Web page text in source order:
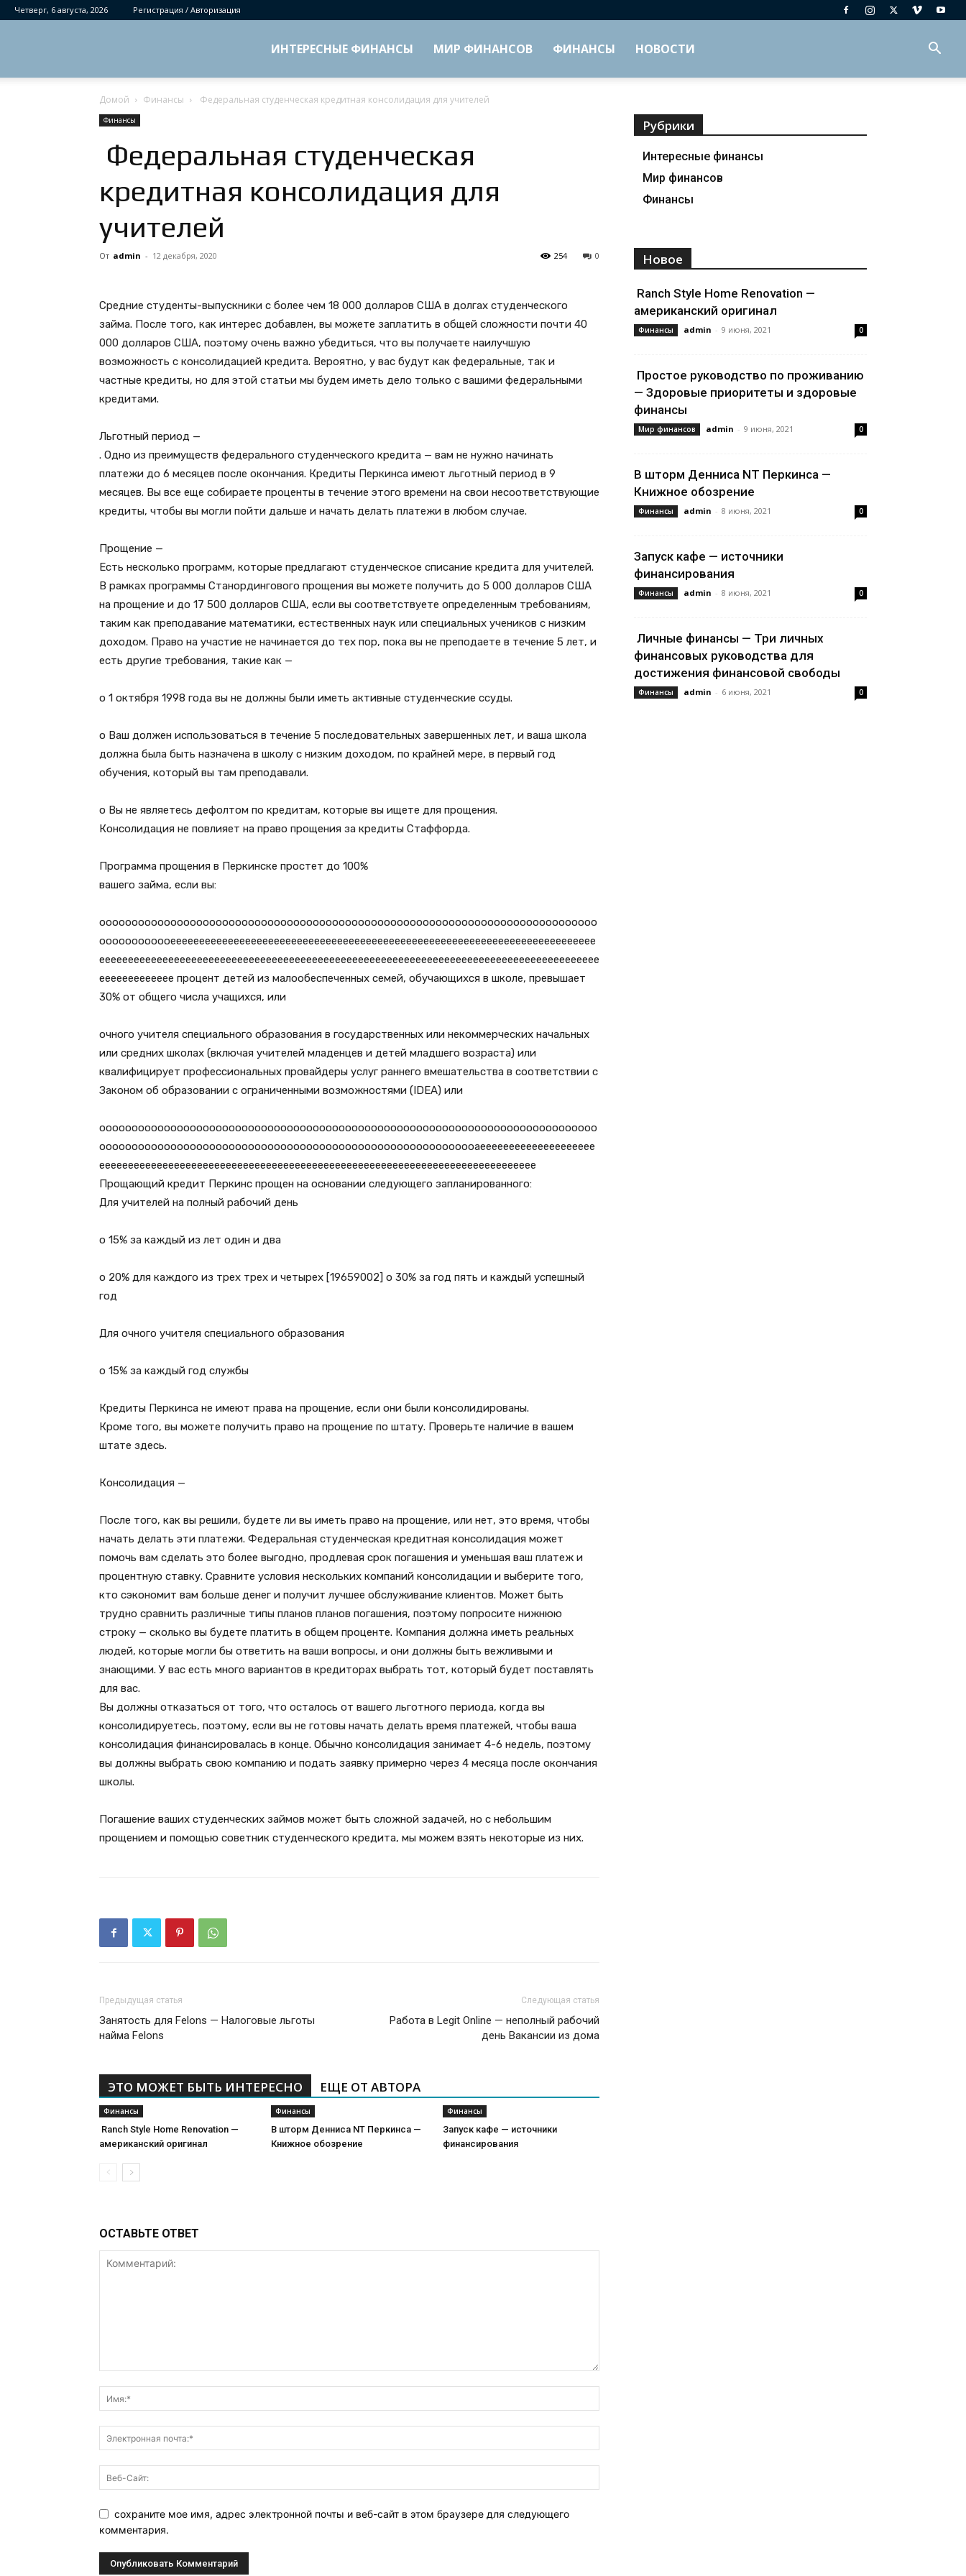
Четверг, 6 августа, 2026 Регистрация / Авторизация
ИНТЕРЕСНЫЕ ФИНАНСЫ МИР ФИНАНСОВ ФИНАНСЫ НОВОСТИ
Домой Финансы Федеральная студенческая кредитная консолидация для учителей
Финансы
Федеральная студенческая
кредитная консолидация для
учителей
От admin - 12 декабря, 2020 0
254
Средние студенты-выпускники с более чем 18 000 долларов США в долгах студенческого
займа. После того, как интерес добавлен, вы можете заплатить в общей сложности почти 40
000 долларов США, поэтому очень важно убедиться, что вы получаете наилучшую
возможность с консолидацией кредита. Вероятно, у вас будут как федеральные, так и
частные кредиты, но для этой статьи мы будем иметь дело только с вашими федеральными
кредитами.
Льготный период —
. Одно из преимуществ федерального студенческого кредита — вам не нужно начинать
платежи до 6 месяцев после окончания. Кредиты Перкинса имеют льготный период в 9
месяцев. Вы все еще собираете проценты в течение этого времени на свои несоответствующие
кредиты, чтобы вы могли пойти дальше и начать делать платежи в любом случае.
Прощение —
Есть несколько программ, которые предлагают студенческое списание кредита для учителей.
В рамках программы Станордингового прощения вы можете получить до 5 000 долларов США
на прощение и до 17 500 долларов США, если вы соответствуете определенным требованиям,
таким как преподавание математики, естественных наук или специальных учеников с низким
доходом. Право на участие не начинается до тех пор, пока вы не преподаете в течение 5 лет, и
есть другие требования, такие как —
o 1 октября 1998 года вы не должны были иметь активные студенческие ссуды.
o Ваш должен использоваться в течение 5 последовательных завершенных лет, и ваша школа
должна была быть назначена в школу с низким доходом, по крайней мере, в первый год
обучения, который вы там преподавали.
o Вы не являетесь дефолтом по кредитам, которые вы ищете для прощения.
Консолидация не повлияет на право прощения за кредиты Стаффорда.
Программа прощения в Перкинске простет до 100%
вашего займа, если вы:
ооооооооооооооооооооооооооооооооооооооооооооооооооооооооооооооооооооооооооооо
оооооооооооееееееееееееееееееееееееееееееееееееееееееееееееееееееееееееееееееееееееее
еееееееееееееееееееееееееееееееееееееееееееееееееееееееееееееееееееееееееееееееееееееее
еееееееееееее процент детей из малообеспеченных семей, обучающихся в школе, превышает
30% от общего числа учащихся, или
очного учителя специального образования в государственных или некоммерческих начальных
или средних школах (включая учителей младенцев и детей младшего возраста) или
квалифицирует профессиональных провайдеры услуг раннего вмешательства в соответствии с
Законом об образовании с ограниченными возможностями (IDEA) или
ооооооооооооооооооооооооооооооооооооооооооооооооооооооооооооооооооооооооооооо
ооооооооооооооооооооооооооооооооооооооооооооооооооооооооооаееееееееееееееееееее
ееееееееееееееееееееееееееееееееееееееееееееееееееееееееееееееееееееееееееее
Прощающий кредит Перкинс прощен на основании следующего запланированного:
Для учителей на полный рабочий день
o 15% за каждый из лет один и два
o 20% для каждого из трех трех и четырех [19659002] o 30% за год пять и каждый успешный
год
Для очного учителя специального образования
o 15% за каждый год службы
Кредиты Перкинса не имеют права на прощение, если они были консолидированы.
Кроме того, вы можете получить право на прощение по штату. Проверьте наличие в вашем
штате здесь.
Консолидация —
После того, как вы решили, будете ли вы иметь право на прощение, или нет, это время, чтобы
начать делать эти платежи. Федеральная студенческая кредитная консолидация может
помочь вам сделать это более выгодно, продлевая срок погашения и уменьшая ваш платеж и
процентную ставку. Сравните условия нескольких компаний консолидации и выберите того,
кто сэкономит вам больше денег и получит лучшее обслуживание клиентов. Может быть
трудно сравнить различные типы планов планов погашения, поэтому попросите нижнюю
строку — сколько вы будете платить в общем проценте. Компания должна иметь реальных
людей, которые могли бы ответить на ваши вопросы, и они должны быть вежливыми и
знающими. У вас есть много вариантов в кредиторах выбрать тот, который будет поставлять
для вас.
Вы должны отказаться от того, что осталось от вашего льготного периода, когда вы
консолидируетесь, поэтому, если вы не готовы начать делать время платежей, чтобы ваша
консолидация финансировалась в конце. Обычно консолидация занимает 4-6 недель, поэтому
вы должны выбрать свою компанию и подать заявку примерно через 4 месяца после окончания
школы.
Погашение ваших студенческих займов может быть сложной задачей, но с небольшим
прощением и помощью советник студенческого кредита, мы можем взять некоторые из них.
Предыдущая статья
Занятость для Felons — Налоговые льготы
найма Felons
Следующая статья
Работа в Legit Online — неполный рабочий
день Вакансии из дома
ЭТО МОЖЕТ БЫТЬ ИНТЕРЕСНО ЕЩЕ ОТ АВТОРА
Финансы
Ranch Style Home Renovation —
американский оригинал
Финансы
В шторм Денниса NT Перкинса —
Книжное обозрение
Финансы
Запуск кафе — источники
финансирования
ОСТАВЬТЕ ОТВЕТ
сохраните мое имя, адрес электронной почты и веб-сайт в этом браузере для следующего
комментария.
Рубрики
Интересные финансы
Мир финансов
Финансы
Новое
Ranch Style Home Renovation —
американский оригинал
Финансы admin - 9 июня, 2021 0
Простое руководство по проживанию
— Здоровые приоритеты и здоровые
финансы
Мир финансов admin - 9 июня, 2021 0
В шторм Денниса NT Перкинса —
Книжное обозрение
Финансы admin - 8 июня, 2021 0
Запуск кафе — источники
финансирования
Финансы admin - 8 июня, 2021 0
Личные финансы — Три личных
финансовых руководства для
достижения финансовой свободы
Финансы admin - 6 июня, 2021 0